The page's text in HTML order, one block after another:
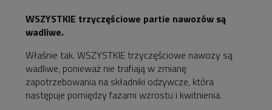
WSZYSTKIE trzyczęściowe partie nawozów są
wadliwe.
Właśnie tak. WSZYSTKIE trzyczęściowe nawozy są
wadliwe, ponieważ nie trafiają w zmianę
zapotrzebowania na składniki odżywcze, która
następuje pomiędzy fazami wzrostu i kwitnienia.